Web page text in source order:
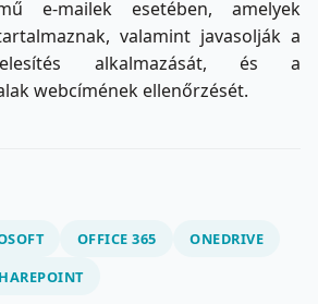
e-mailek esetében, amelyek
valamint javasolják a
alkalmazását, és a
webcímének ellenőrzését.
OFFICE 365
ONEDRIVE